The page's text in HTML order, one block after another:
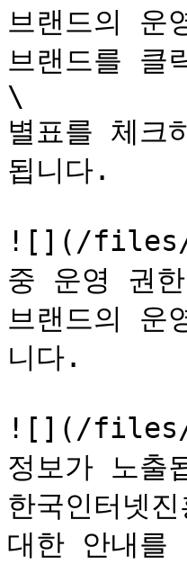
브랜드의
브랜드를 클
\
별표를 체크
됩니다.
![](/files/
중 운영 권
브랜드의 운
니다.
![](/files/
정보가 노
한국인터넷
대한 안내